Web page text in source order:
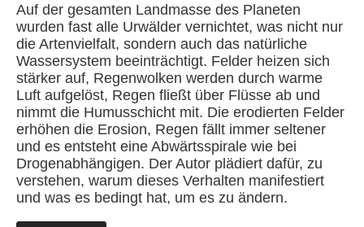
Auf der gesamten Landmasse des Planeten
wurden fast alle Urwälder vernichtet, was nicht nur
die Artenvielfalt, sondern auch das natürliche
Wassersystem beeinträchtigt. Felder heizen sich
stärker auf, Regenwolken werden durch warme
Luft aufgelöst, Regen fließt über Flüsse ab und
nimmt die Humusschicht mit. Die erodierten Felder
erhöhen die Erosion, Regen fällt immer seltener
und es entsteht eine Abwärtsspirale wie bei
Drogenabhängigen. Der Autor plädiert dafür, zu
verstehen, warum dieses Verhalten manifestiert
und was es bedingt hat, um es zu ändern.